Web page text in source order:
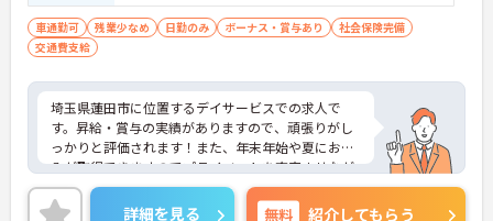
車通勤可 残業少なめ 日勤のみ ボーナス・賞与あり
社会保険完備
交通費支給
埼玉県蓮田市に位置するデイサービスでの求人で
す。昇給・賞与の実績がありますので、頑張りがし
っかりと評価されます！また、年末年始や夏にお休
みが取得できますのでプライベートを充実させなが
らムリなく働けます★ご興味のある方には、面接対
策ポイントなど、さらに詳細をご案内しますのでお
詳細を見る 無料 紹介してもらう